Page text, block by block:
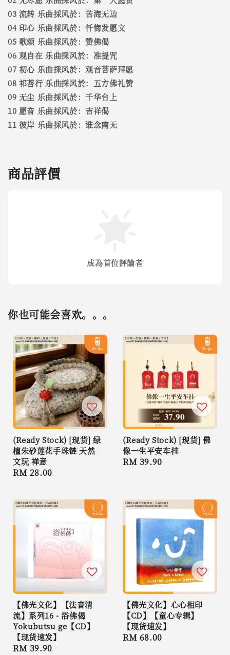
03 流转 乐曲採风於：苦海无边
04 印心 乐曲採风於：忏悔发愿文
05 歌颂 乐曲採风於：赞佛偈
06 观自在 乐曲採风於：准提咒
07 初心 乐曲採风於：观音菩萨拜愿
08 祁菩行 乐曲採风於：五方佛礼赞
09 无尘 乐曲採风於：千华台上
10 愿音 乐曲採风於：吉祥偈
11 彼岸 乐曲採风於：谁念南无
商品評價
成為首位評論者
你也可能会喜欢。。。
(Ready Stock) [现货] 绿
檀朱砂莲花手珠链 天然
文玩 禅意
Regular
RM 28.00
(Ready Stock) [现货] 佛
像一生平安车挂
Regular
RM 39.90
【佛光文化】【法音清
流】系列16 - 浴佛偈
Yokubutsu ge【CD】
【现货速发】
Regular
RM 39.90
【佛光文化】心心相印
【CD】【童心专辑】
【现货速发】
Regular
RM 68.00